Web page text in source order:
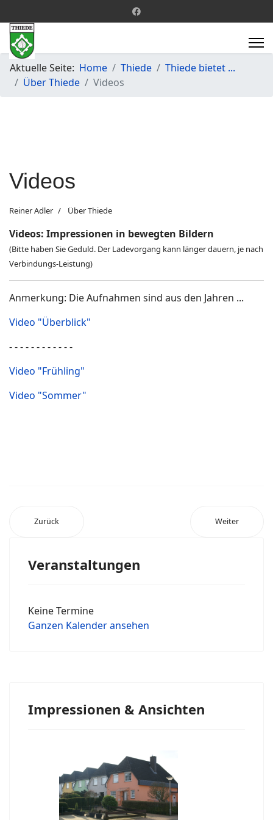
Aktuelle Seite: Home Thiede
Thiede bietet ...
Über Thiede
Videos
Videos
Reiner Adler Über Thiede
Videos: Impressionen in bewegten Bildern
(Bitte haben Sie Geduld. Der Ladevorgang kann länger dauern, je nach
Verbindungs-Leistung)
Anmerkung: Die Aufnahmen sind aus den Jahren ...
Video "Überblick"
- - - - - - - - - - - -
Video "Frühling"
Video "Sommer"
Zurück Weiter
Veranstaltungen
Keine Termine
Ganzen Kalender ansehen
Impressionen & Ansichten